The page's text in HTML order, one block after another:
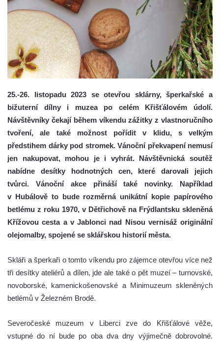
25.-26. listopadu 2023 se otevřou sklárny, šperkařské a
bižuterní dílny i muzea po celém Křišťálovém údolí.
Návštěvníky čekají během víkendu zážitky z vlastnoručního
tvoření, ale také možnost pořídit v klidu, s velkým
předstihem dárky pod stromek. Vánoční překvapení nemusí
jen nakupovat, mohou je i vyhrát. Návštěvnická soutěž
nabídne desítky hodnotných cen, které darovali jejich
tvůrci.
Vánoční akce přináší také novinky. Například
v Hubálově to bude rozměrná unikátní kopie papírového
betlému z roku 1970, v Dětřichově na Frýdlantsku skleněná
Křížovou cesta a v Jablonci nad Nisou vernisáž originální
olejomalby, spojené se sklářskou historií města.
Skláři a šperkaři o tomto víkendu pro zájemce otevřou více než
tři desítky ateliérů a dílen, jde ale také o pět muzeí – turnovské,
novoborské, kamenickošenovské a Minimuzeum skleněných
betlémů v Železném Brodě.
Severočeské muzeum v Liberci zve do Křišťálové věže,
vstupné do ní bude po oba dva dny výjimečně dobrovolné.